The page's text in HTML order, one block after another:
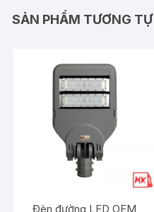
SẢN PHẨM TƯƠNG TỰ
Đèn đường LED OEM